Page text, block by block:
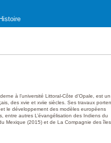
à l’université Littoral-Côte d’Opale, est un
des xvie et xviie siècles. Ses travaux
le développement des modèles européens
entre autres L’évangélisation des Indiens du
Mexique (2015) et de La Compagnie des îles